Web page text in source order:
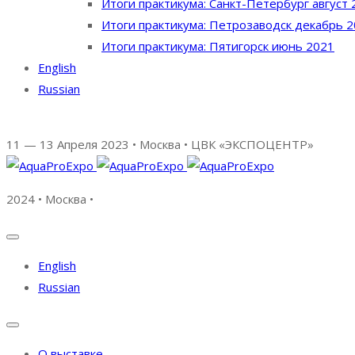
Итоги практикума: Санкт-Петербург август
Итоги практикума: Петрозаводск декабрь
Итоги практикума: Пятигорск июнь 2021
English
Russian
11 — 13 Апреля 2023 • Москва • ЦВК «ЭКСПОЦЕНТР»
2024 • Москва •
English
Russian